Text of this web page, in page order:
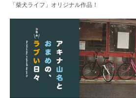
「柴犬ライフ」オリジナル作品！